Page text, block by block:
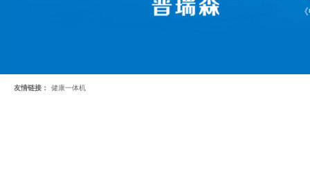
友情链接： 健康一体机